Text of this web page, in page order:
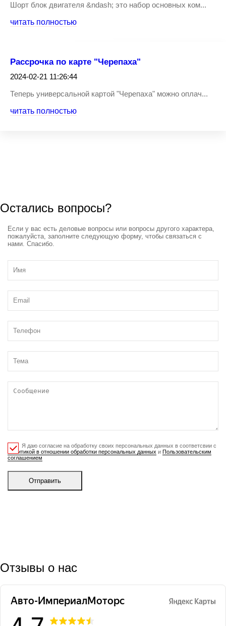
Шорт блок двигателя &ndash; это набор основных ком...
читать полностью
Рассрочка по карте "Черепаха"
2024-02-21 11:26:44
Теперь универсальной картой "Черепаха" можно оплач...
читать полностью
Остались вопросы?
Если у вас есть деловые вопросы или вопросы другого характера,
пожалуйста, заполните следующую форму, чтобы связаться с
нами. Спасибо.
Я даю согласие на обработку своих персональных данных в соответсвии с
Политикой в отношении обработки персональных данных и Пользовательским
соглашением
Отправить
Отзывы о нас